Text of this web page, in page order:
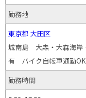
勤務地
東京都 大田区
城南島 大森・大森海岸
有 バイク自転車通勤
勤務時間